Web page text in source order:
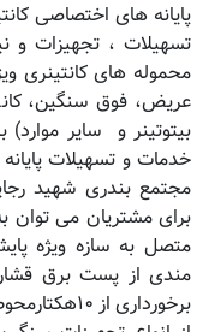
پایانه های اختصاصی
تسهیلات ، تجهیزات و
محموله های کانتینری
عریض، فوق سنگین،
بیتوتینر و سایر موارد)
خدمات و تسهیلات
مجتمع بندری شهید
متصل به سازه ویژه
مندی از پست برق قشار
برخورداری